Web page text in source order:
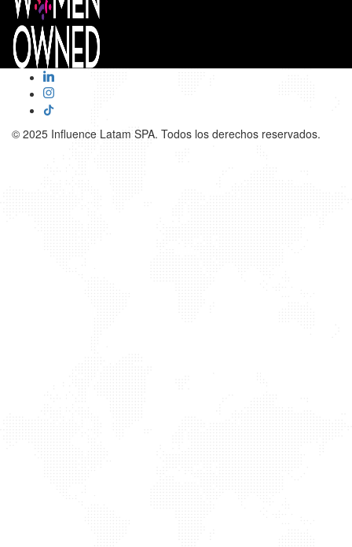
© 2025 Influence Latam SPA. Todos los derechos reservados.